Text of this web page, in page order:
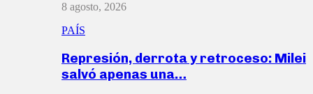
8 agosto, 2026
PAÍS
Represión, derrota y retroceso: Milei
salvó apenas una…